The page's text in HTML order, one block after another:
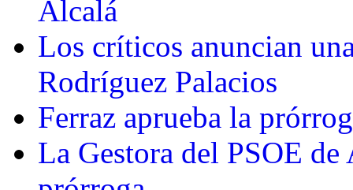
Alcalá
Los críticos anuncian
Rodríguez Palacios
Ferraz aprueba la
La Gestora del PSOE